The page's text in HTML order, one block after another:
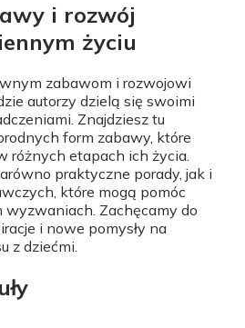
i rozwój
życiu
zabawom i rozwojowi
autorzy dzielą się swoimi
Znajdziesz tu
form zabawy, które
różnych etapach ich życia.
praktyczne porady, jak i
które mogą pomóc
Zachęcamy do
i nowe pomysły na
z dziećmi.